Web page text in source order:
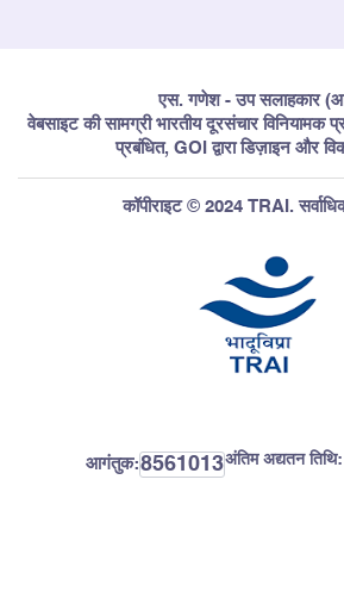
एस. गणेश - उप सलाहकार
वेबसाइट की सामग्री भारतीय दूरसंचार विनियामक
प्रबंधित, GOI द्वारा डिज़ाइन और
कॉपीराइट © 2024 TRAI.
आगंतुक:8561013अंतिम अद्यतन तिथि: